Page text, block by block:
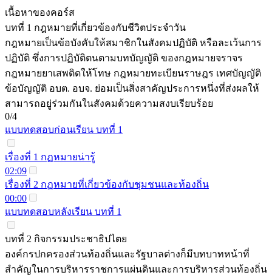
เนื้อหาของคอร์ส
บทที่ 1 กฎหมายที่เกี่ยวข้องกับชีวิตประจำวัน
กฎหมายเป็นข้อบังคับให้สมาชิกในสังคมปฏิบัติ หรือละเว้นการ
ปฏิบัติ ซึ่งการปฏิบัติตนตามบทบัญญัติ ของกฎหมายจราจร
กฎหมายยาเสพติดให้โทษ กฎหมายทะเบียนราษฎร เทศบัญญัติ
ข้อบัญญัติ อบต. อบจ. ย่อมเป็นสิ่งสาคัญประการหนึ่งที่ส่งผลให้
สามารถอยู่ร่วมกันในสังคมด้วยความสงบเรียบร้อย
0/4
แบบทดสอบก่อนเรียน บทที่ 1
เรื่องที่ 1 กฏหมายน่ารู้
02:09
เรื่องที่ 2 กฏหมายที่เกี่ยวข้องกับชุมชนและท้องถิ่น
00:00
แบบทดสอบหลังเรียน บทที่ 1
บทที่ 2 กิจกรรมประชาธิปไตย
องค์กรปกครองส่วนท้องถิ่นและรัฐบาลต่างก็มีบทบาทหน้าที่
สำคัญในการบริหารราชการแผ่นดินและการบริหารส่วนท้องถิ่น